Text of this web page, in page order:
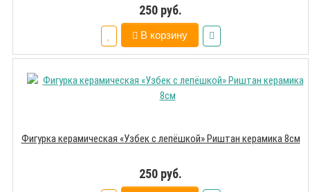
250 руб.
В корзину
Фигурка керамическая «Узбек с лепёшкой» Риштан керамика 8см
250 руб.